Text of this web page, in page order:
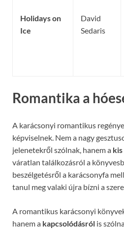
Holidays on
Ice
David
Sedaris
Romantika a
A karácsonyi romantikus
képviselnek. Nem a nagy
jelenetekről szólnak, hanem a
váratlan találkozásról a
beszélgetésről a karácsonyfa
tanul meg valaki újra bízni a
A romantikus karácsonyi
hanem a kapcsolódásról is